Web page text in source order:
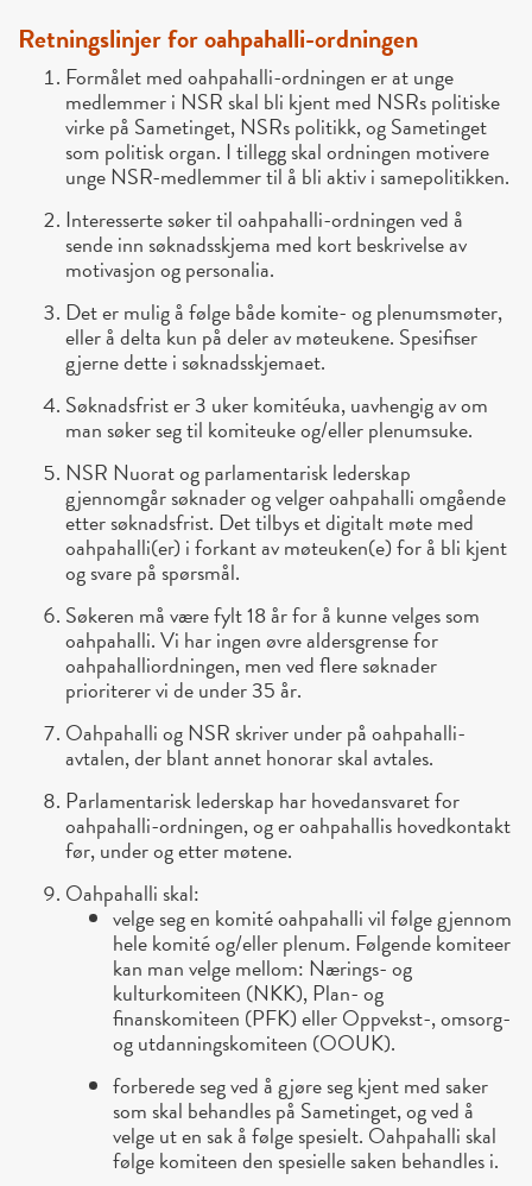
Retningslinjer for oahpahalli-ordningen
Formålet med oahpahalli-ordningen er at unge
medlemmer i NSR skal bli kjent med NSRs politiske
virke på Sametinget, NSRs politikk, og Sametinget
som politisk organ. I tillegg skal ordningen motivere
unge NSR-medlemmer til å bli aktiv i samepolitikken.
Interesserte søker til oahpahalli-ordningen ved å
sende inn søknadsskjema med kort beskrivelse av
motivasjon og personalia.
Det er mulig å følge både komite- og plenumsmøter,
eller å delta kun på deler av møteukene. Spesifiser
gjerne dette i søknadsskjemaet.
Søknadsfrist er 3 uker komitéuka, uavhengig av om
man søker seg til komiteuke og/eller plenumsuke.
NSR Nuorat og parlamentarisk lederskap
gjennomgår søknader og velger oahpahalli omgående
etter søknadsfrist. Det tilbys et digitalt møte med
oahpahalli(er) i forkant av møteuken(e) for å bli kjent
og svare på spørsmål.
Søkeren må være fylt 18 år for å kunne velges som
oahpahalli. Vi har ingen øvre aldersgrense for
oahpahalliordningen, men ved flere søknader
prioriterer vi de under 35 år.
Oahpahalli og NSR skriver under på oahpahalli-
avtalen, der blant annet honorar skal avtales.
Parlamentarisk lederskap har hovedansvaret for
oahpahalli-ordningen, og er oahpahallis hovedkontakt
før, under og etter møtene.
Oahpahalli skal:
velge seg en komité oahpahalli vil følge gjennom
hele komité og/eller plenum. Følgende komiteer
kan man velge mellom: Nærings- og
kulturkomiteen (NKK), Plan- og
finanskomiteen (PFK) eller Oppvekst-, omsorg-
og utdanningskomiteen (OOUK).
forberede seg ved å gjøre seg kjent med saker
som skal behandles på Sametinget, og ved å
velge ut en sak å følge spesielt. Oahpahalli skal
følge komiteen den spesielle saken behandles i.